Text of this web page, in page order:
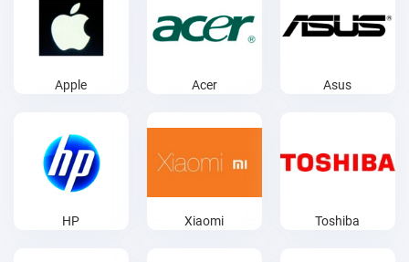
Apple Acer Asus
HP Xiaomi Toshiba